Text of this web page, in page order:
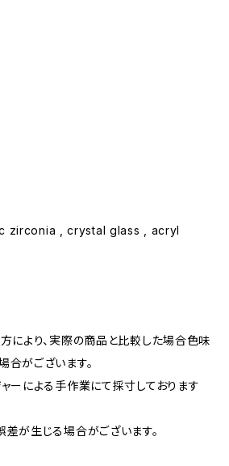
zirconia , crystal glass , acryl
により、実際の商品と比較した場合色味
合がございます。
ーによる手作業にて採寸しております
が生じる場合がございます。